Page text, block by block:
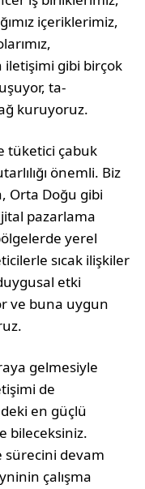
içerik­lerimiz,
iletişimi gibi birçok
ta­
kuruyoruz.
tüketici çabuk
önemli. Biz
Orta Doğu gibi
pazarla­ma
ye­rel
sıcak ilişkiler
etki
ve buna uy­gun
gelme­siyle
de
en güçlü
bileceksiniz.
sürecini devam
çalışma